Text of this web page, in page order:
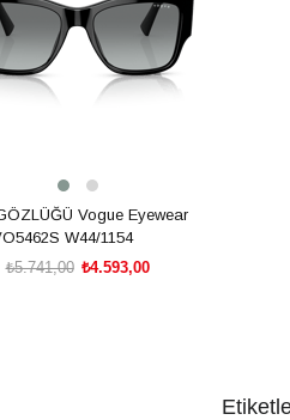
Vogue Eyewear
W44/1154
₺4.593,00
₺5.741,00